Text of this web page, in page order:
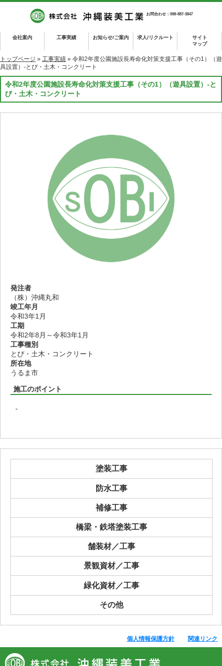
お問合わせ：098-887-3847
会社案内 工事実績 お知らせ/ご案内 求人/リクルート
サイト
マップ
トップページ » 工事実績 » 令和2年度公園施設長寿命化対策支援工事（その1）（遊
具設置）-とび・土木・コンクリート
令和2年度公園施設長寿命化対策支援工事（その1）（遊具設置）-と
び・土木・コンクリート
発注者
（株）沖縄丸和
竣工年月
令和3年1月
工期
令和2年8月～令和3年1月
工事種別
とび・土木・コンクリート
所在地
うるま市
施工のポイント
-
塗装工事
防水工事
補修工事
橋梁・鉄塔塗装工事
舗装材／工事
景観資材／工事
緑化資材／工事
その他
個人情報保護方針 関連リンク